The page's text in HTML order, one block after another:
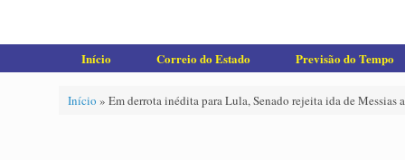
Início Correio do Estado Previsão do Tempo
Início » Em derrota inédita para Lula, Senado rejeita ida de Messias